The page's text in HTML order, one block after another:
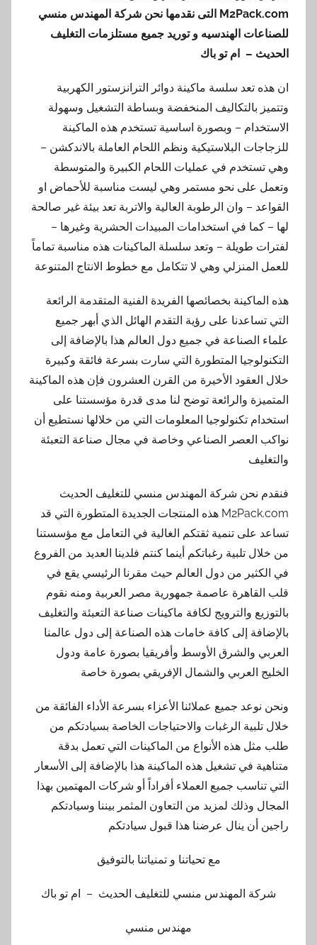
M2Pack.com التى نقدمها نحن شركة المهندس منسي
للصناعات الهندسيه و توريد جميع مستلزمات التغليف
الحديث – ام تو باك
ان هذه تعد سلسة ماكينة دوائر الترانزستور الكهربية
وتتميز بالتكاليف المنخفضة وبساطة التشغيل وسهولة
الاستخدام – وبصورة اساسية تستخدم هذه الماكينة
للزجاجات البلاستيكية ونظم اللحام العاملة بالاندكشن –
وهي تستخدم في عمليات اللحام الكبيرة والمتوسطة
وتعمل على نحو مستمر وهي ليست مناسبة للأحماض او
القواعد – وان الرطوبة العالية والاتربة تعد بيئة غير صالحة
لها – كما في استخدامات المبيدات الحشرية وغيرها –
لفترات طويلة – وتعد سلسلة الماكينات هذه مناسبة تماماً
للعمل المنزلي وهي لا تتكامل مع خطوط الانتاج المتنوعة
هذه الماكينة بخصائصها الفريدة الفنية المتقدمة الرائعة
التي تساعدنا على رؤية التقدم الهائل الذي أبهر جميع
علماء الصناعة في جميع دول العالم هذا بالإضافة إلى
التكنولوجيا المتطورة التي سارت بسرعة فائقة وكبيرة
خلال العقود الأخيرة من القرن العشرون فإن هذه الماكينة
المتميزة والرائعة توضح لنا مدى قدرة مؤسستنا على
استخدام تكنولوجيا المعلومات التي من خلالها نستطيع أن
نواكب العصر الصناعي وخاصة في مجال صناعة التعبئة
والتغليف
فنقدم نحن شركة المهندس منسي للتغليف الحديث
M2Pack.com هذه المنتجات الجديدة المتطورة التي قد
تساعد على تنمية ثقتكم الغالية في التعامل مع مؤسستنا
من خلال تلبية رغباتكم أينما كنتم فلدينا العديد من الفروع
في الكثير من دول العالم حيث مقرنا الرئيسي يقع في
قلب القاهرة عاصمة جمهورية مصر العربية ومنه نقوم
بالتوزيع والترويج لكافة ماكينات صناعة التعبئة والتغليف
بالإضافة إلى كافة خامات هذه الصناعة إلى دول عالمنا
العربي والشرق الأوسط وأفريقيا بصورة عامة ودول
الخليج العربي والشمال الإفريقي بصورة خاصة
ونحن نوعد جميع عملائنا الأعزاء بسرعة الأداء الفائقة من
خلال تلبية الرغبات والاحتياجات الخاصة بسيادتكم من
طلب مثل هذه الأنواع من الماكينات التي تعمل بدقة
متناهية في تشغيل هذه الماكينة هذا بالإضافة إلى الأسعار
التي تناسب جميع العملاء أفراداً أو شركات المهتمين بهذا
المجال وذلك لمزيد من التعاون المثمر بيننا وسيادتكم
راجين أن ينال عرضنا هذا قبول سيادتكم
مع تحياتنا و تمنياتنا بالتوفيق
شركة المهندس منسي للتغليف الحديث – ام تو باك
مهندس منسي